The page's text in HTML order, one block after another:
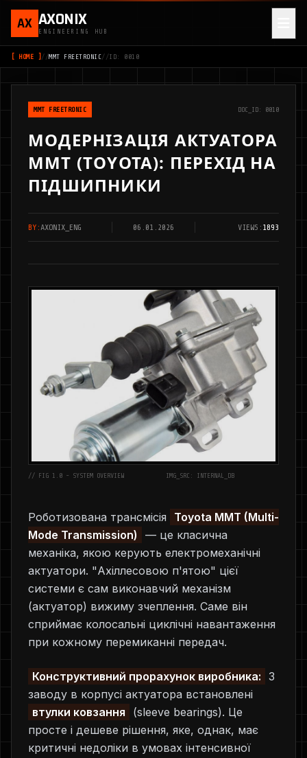
AX AXONIX
ENGINEERING HUB
[ HOME ] //MMT FREETRONIC//ID: 0010
MMT FREETRONIC DOC_ID: 0010
МОДЕРНІЗАЦІЯ АКТУАТОРА
MMT (TOYOTA): ПЕРЕХІД НА
ПІДШИПНИКИ
BY:AXONIX_ENG 06.01.2026 VIEWS: 1893
// FIG 1.0 - SYSTEM OVERVIEW IMG_SRC: INTERNAL_DB
Роботизована трансмісія
Toyota MMT (Multi-
Mode Transmission)
— це класична
механіка, якою керують електромеханічні
актуатори. "Ахіллесовою п'ятою" цієї
системи є сам виконавчий механізм
(актуатор) вижиму зчеплення. Саме він
сприймає колосальні циклічні навантаження
при кожному перемиканні передач.
Конструктивний прорахунок виробника: З
заводу в корпусі актуатора встановлені
втулки ковзання
(sleeve bearings). Це
просте і дешеве рішення, яке, однак, має
критичні недоліки в умовах інтенсивної